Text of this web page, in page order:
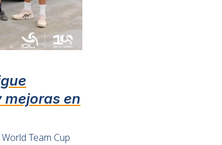
mejoras en
Team Cup